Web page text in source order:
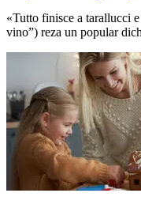
«Tutto finisce a tarallucci
vino”) reza un popular